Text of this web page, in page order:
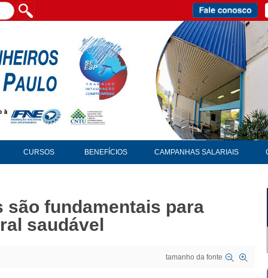
CURSOS BENEFÍCIOS CAMPANHAS SALARIAIS
fundamentais para
saudável
tamanho da fonte